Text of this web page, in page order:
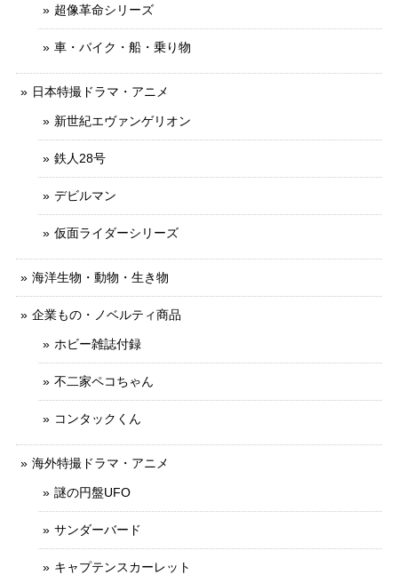
超像革命シリーズ
車・バイク・船・乗り物
日本特撮ドラマ・アニメ
新世紀エヴァンゲリオン
鉄人28号
デビルマン
仮面ライダーシリーズ
海洋生物・動物・生き物
企業もの・ノベルティ商品
ホビー雑誌付録
不二家ペコちゃん
コンタックくん
海外特撮ドラマ・アニメ
謎の円盤UFO
サンダーバード
キャプテンスカーレット